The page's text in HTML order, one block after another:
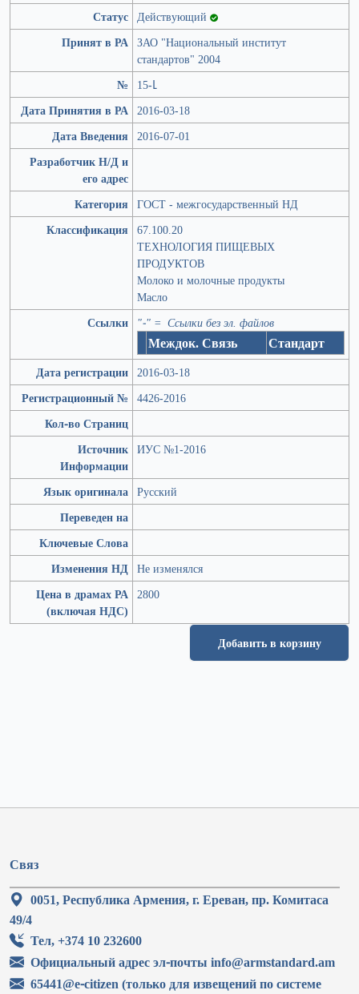
Статус Действующий
Принят в РА ЗАО "Национальный институт
стандартов" 2004
№
15-Լ
Дата Принятия в РА 2016-03-18
Дата Введения
2016-07-01
Разработчик Н/Д и
его адрес
Категория
ГОСТ - межгосударственный НД
Классификация
67.100.20
ТЕХНОЛОГИЯ ПИЩЕВЫХ
ПРОДУКТОВ
Молоко и молочные продукты
Масло
Ссылки
"-" = Ссылки без эл. файлов
Междок. Связь Стандарт
Дата регистрации 2016-03-18
Регистрационный №
4426-2016
Кол-во Страниц
Источник
Информации
ИУС №1-2016
Язык оригинала Русский
Переведен на
Ключевые Слова
Изменения НД Не изменялся
Цена в драмах РА
(включая НДС)
2800
Добавить в корзину
Связ
0051, Республика Армения, г. Ереван, пр. Комитаса
49/4
Тел, +374 10 232600
Официальный адрес эл-почты info@armstandard.am
65441@e-citizen (только для извещений по системе